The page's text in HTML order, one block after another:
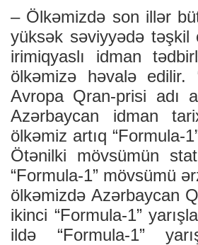
– Ölkəmizdə son illər
yüksək səviyyədə təşkil
irimiqyaslı idman
ölkəmizə həvalə edilir.
Avropa Qran-prisi adı
Azərbaycan idman
ölkəmiz artıq “Formula-
Ötənilki mövsümün
“Formula-1” mövsümü
ölkəmizdə Azərbaycan
ikinci “Formula-1”
ildə “Formula-1”